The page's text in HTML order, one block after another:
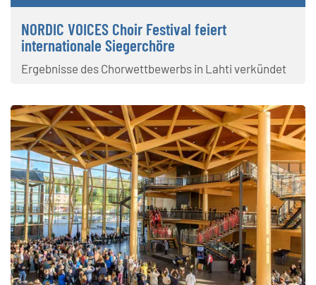
NORDIC VOICES Choir Festival feiert
internationale Siegerchöre
Ergebnisse des Chorwettbewerbs in Lahti verkündet